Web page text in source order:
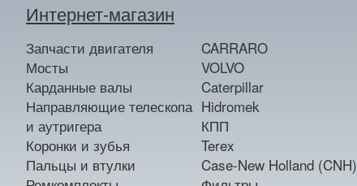
Интернет-магазин
Запчасти двигателя
Мосты
Карданные валы
Направляющие телескопа
и аутригера
Коронки и зубья
Пальцы и втулки
CARRARO
VOLVO
Caterpillar
Hidromek
КПП
Terex
Case-New Holland (CNH)